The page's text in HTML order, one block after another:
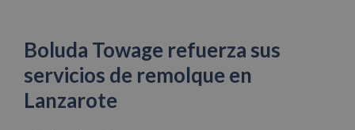
Boluda Towage refuerza sus
servicios de remolque en
Lanzarote